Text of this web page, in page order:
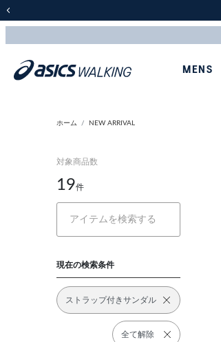
MENS
ホーム NEW ARRIVAL
対象商品数
19件
現在の検索条件
ストラップ付きサンダル
全て解除